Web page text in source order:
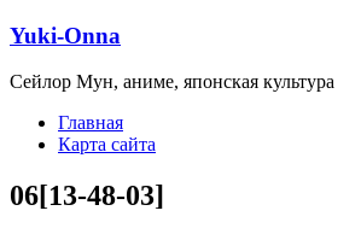
Yuki-Onna
Сейлор Мун, аниме, японская культура
Главная
Карта сайта
06[13-48-03]